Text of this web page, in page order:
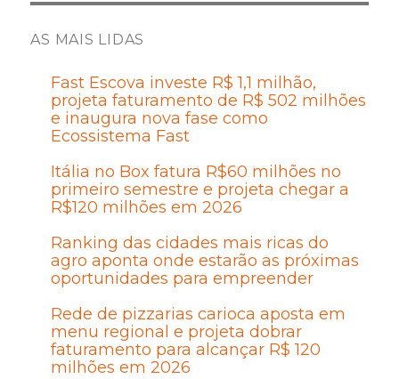
AS MAIS LIDAS
Fast Escova investe R$ 1,1 milhão,
projeta faturamento de R$ 502 milhões
e inaugura nova fase como
Ecossistema Fast
Itália no Box fatura R$60 milhões no
primeiro semestre e projeta chegar a
R$120 milhões em 2026
Ranking das cidades mais ricas do
agro aponta onde estarão as próximas
oportunidades para empreender
Rede de pizzarias carioca aposta em
menu regional e projeta dobrar
faturamento para alcançar R$ 120
milhões em 2026